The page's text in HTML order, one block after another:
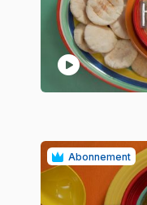
play_circle
Abonnement